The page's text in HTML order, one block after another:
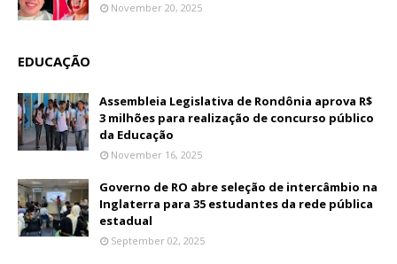
November 20, 2025
EDUCAÇÃO
Assembleia Legislativa de Rondônia aprova R$
3 milhões para realização de concurso público
da Educação
November 16, 2025
Governo de RO abre seleção de intercâmbio na
Inglaterra para 35 estudantes da rede pública
estadual
September 02, 2025